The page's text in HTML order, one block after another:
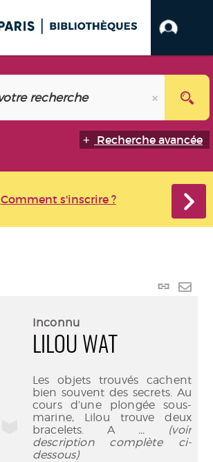
Recherche avancée
Comment s'inscrire ?
Lien
Inconnu
LILOU WAT
Les objets trouvés cachent
bien souvent des secrets. Au
cours d’une plongée sous-
marine, Lilou trouve deux
bracelets. A ... (voir
description complète ci-
dessous)